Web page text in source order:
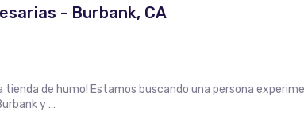
- Burbank, CA
tienda de humo! Estamos buscando una persona
y …